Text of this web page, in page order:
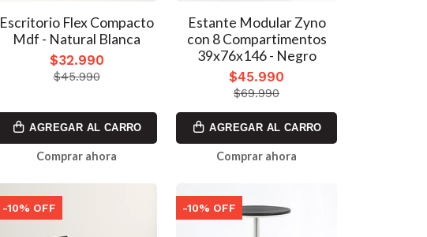
Escritorio Flex Compacto
Mdf - Natural Blanca
$32.990
$45.990
AGREGAR AL CARRO
Comprar ahora
Estante Modular Zyno
con 8 Compartimentos
39x76x146 - Negro
$45.990
$69.990
AGREGAR AL CARRO
Comprar ahora
-10% OFF -10% OFF